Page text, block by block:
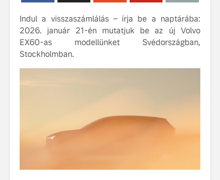
Indul a visszaszámlálás – írja be a naptárába:
2026. január 21-én mutatjuk be az új Volvo
EX60-as modellünket Svédországban,
Stockholmban.
Volvo élmények a
Lajvér Pikniken
Milliók számára lett
elérhető a Volvo
Car UX élmény
A Volvo
bemutatja
amelynek